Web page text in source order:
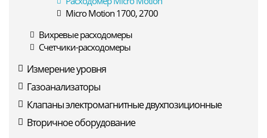
Micro Motion 1700, 2700
Вихревые расходомеры
Счетчики-расходомеры
Измерение уровня
Газоанализаторы
Клапаны электромагнитные двухпозиционные
Вторичное оборудование